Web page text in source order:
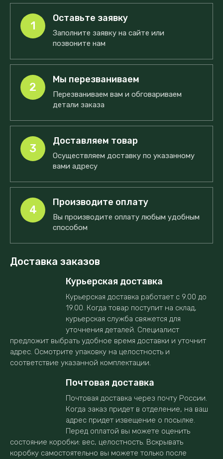
1
Оставьте заявку
Заполните заявку на сайте или
позвоните нам
2
Мы перезваниваем
Перезваниваем вам и обговариваем
детали заказа
3
Доставляем товар
Осуществляем доставку по указанному
вами адресу
4
Производите оплату
Вы производите оплату любым удобным
способом
Доставка заказов
Курьерская доставка
Курьерская доставка работает с 9.00 до
19.00. Когда товар поступит на склад,
курьерская служба свяжется для
уточнения деталей. Специалист
предложит выбрать удобное время доставки и уточнит
адрес. Осмотрите упаковку на целостность и
соответствие указанной комплектации.
Почтовая доставка
Почтовая доставка через почту России.
Когда заказ придет в отделение, на ваш
адрес придет извещение о посылке.
Перед оплатой вы можете оценить
состояние коробки: вес, целостность. Вскрывать
коробку самостоятельно вы можете только после